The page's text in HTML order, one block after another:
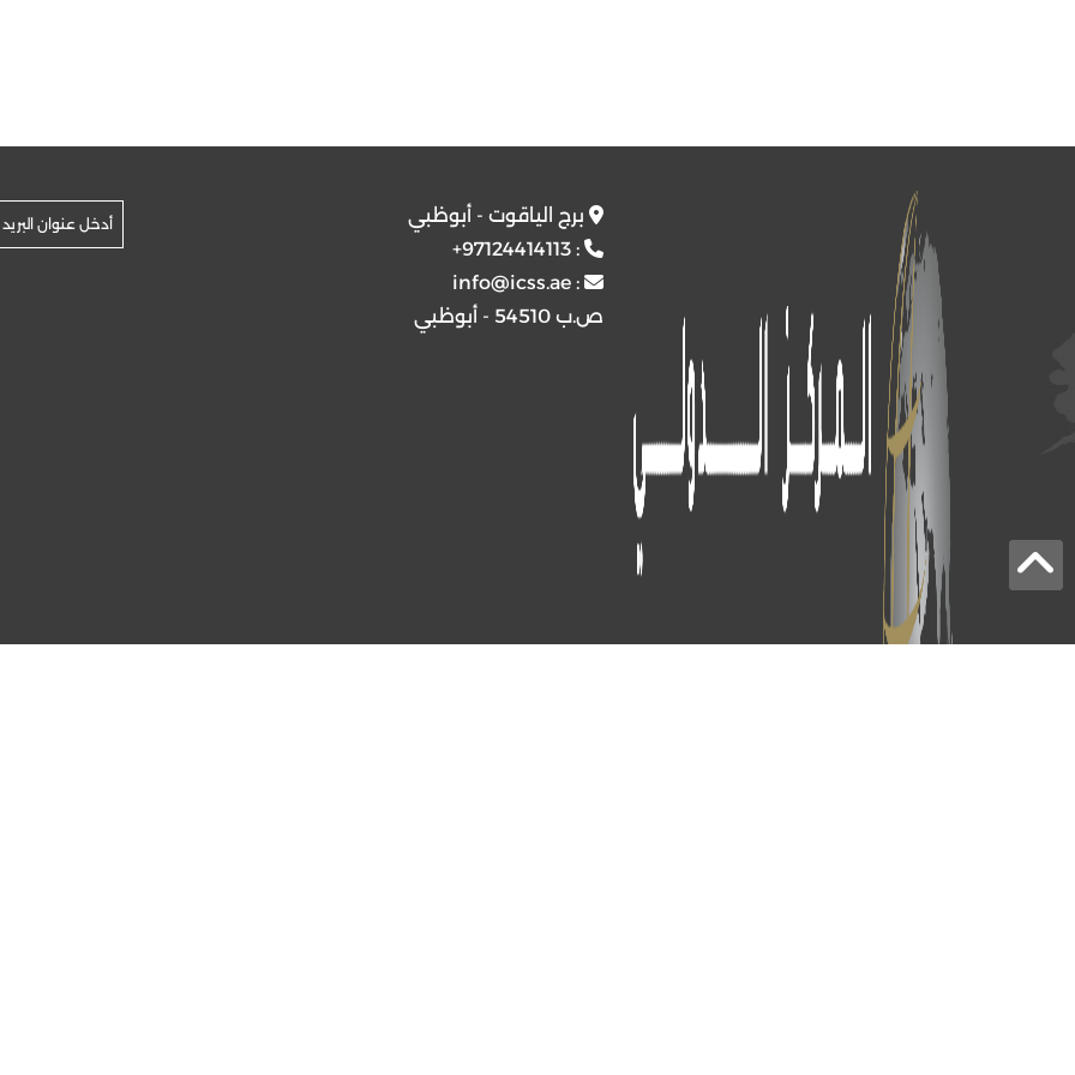
برج الياقوت - أبوظبي
:
+97124414113
:
info@icss.ae
ص.ب 54510 - أبوظبي